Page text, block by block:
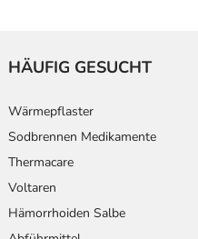
HÄUFIG GESUCHT
Wärmepflaster
Sodbrennen Medikamente
Thermacare
Voltaren
Hämorrhoiden Salbe